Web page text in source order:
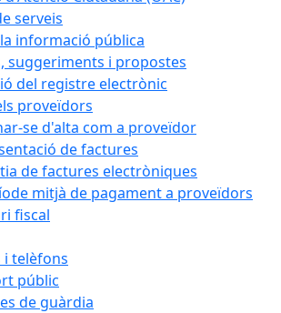
serveis
informació pública
suggeriments i propostes
del registre electrònic
proveïdors
se d'alta com a proveïdor
de factures
de factures electròniques
mitjà de pagament a proveïdors
fiscal
i telèfons
públic
de guàrdia